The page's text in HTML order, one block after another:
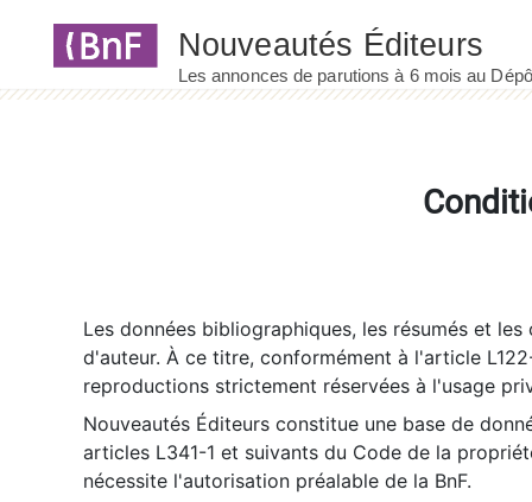
Les données bibliographiques, les résumés et
d'auteur. À ce titre, conformément à l'article
reproductions strictement réservées à l'usage
Nouveautés Éditeurs constitue une base de
articles L341-1 et suivants du Code de la
nécessite l'autorisation préalable de la BnF.